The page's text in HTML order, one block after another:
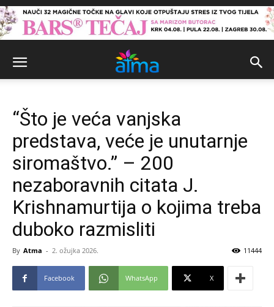
“Što je veća vanjska
predstava, veće je unutarnje
siromaštvo.” – 200
nezaboravnih citata J.
Krishnamurtija o kojima treba
duboko razmisliti
By Atma - 2. ožujka 2026. 11444
Facebook WhatsApp X